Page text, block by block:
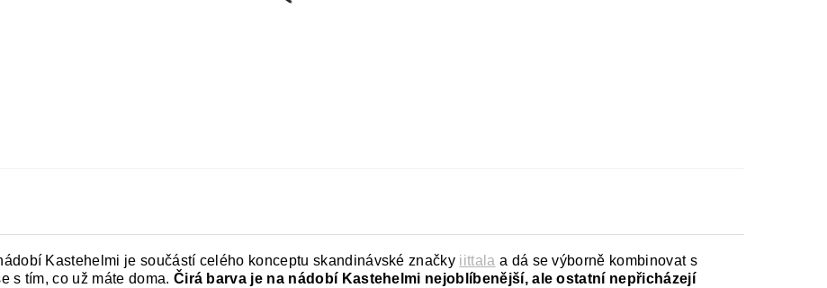
Kastehelmi je součástí celého konceptu skandinávské značky iittala a dá se výborně kombinovat s
s tím, co už máte doma. Čirá barva je na nádobí Kastehelmi nejoblíbenější, ale ostatní nepřicházejí